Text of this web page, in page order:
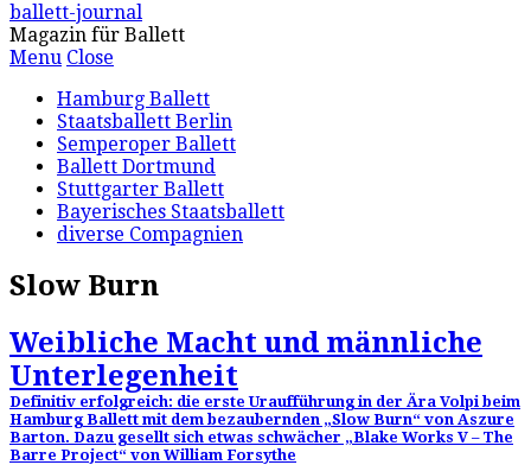
ballett-journal
Magazin für Ballett
Menu Close
Hamburg Ballett
Staatsballett Berlin
Semperoper Ballett
Ballett Dortmund
Stuttgarter Ballett
Bayerisches Staatsballett
diverse Compagnien
Slow Burn
Weibliche Macht und männliche
Unterlegenheit
Definitiv erfolgreich: die erste Uraufführung in der Ära Volpi beim
Hamburg Ballett mit dem bezaubernden „Slow Burn“ von Aszure
Barton. Dazu gesellt sich etwas schwächer „Blake Works V – The
Barre Project“ von William Forsythe